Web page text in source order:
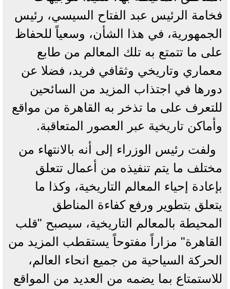
فخامة الرئيس عبد الفتاح السيسي، رئيس
الجمهورية، في هذا الشأن، وسعياً للحفاظ
على ما تتمتع به تلك المعالم من طابع
معماري وتاريخي وثقافي فريد، فضلا عن
دورها في اجتذاب المزيد من السائحين
للتعرف على ما تذخر به القاهرة من مواقع
وأماكن تاريخية عبر العصور المتعاقبة.
ولفت رئيس الوزراء إلى أنه بالانتهاء من
مختلف ما يتم تنفيذه من أعمال تتعلق
بإعادة إحياء المعالم التاريخية، وكذا ما
يتعلق بتطوير ورفع كفاءة المناطق
المحيطة بالمعالم التاريخية، سيصبح "قلب
القاهرة" مزاراً مفتوحاً يستقطب المزيد من
الحركة السياحية من جميع انحاء العالم،
للاستمتاع بما يضمه من العديد من المواقع